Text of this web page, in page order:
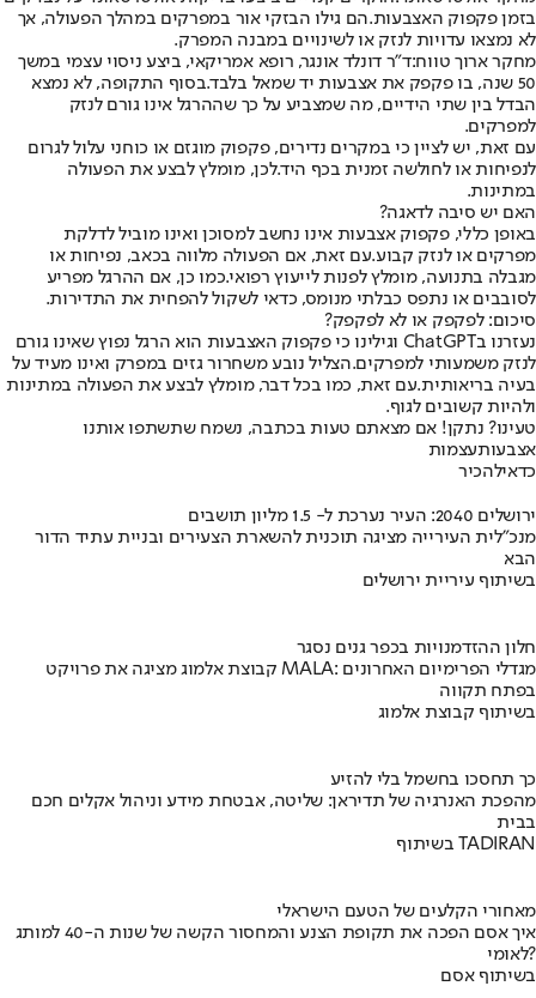
בזמן פקפוק האצבעות.הם גילו הבזקי אור במפרקים במהלך הפעולה, אך
לא נמצאו עדויות לנזק או לשינויים במבנה המפרק.
מחקר ארוך טווח:ד"ר דונלד אונגר, רופא אמריקאי, ביצע ניסוי עצמי במשך
50 שנה, בו פקפק את אצבעות יד שמאל בלבד.
בסוף התקופה, לא נמצא
הבדל בין שתי הידיים, מה שמצביע על כך שההרגל אינו גורם לנזק
למפרקים.
עם זאת, יש לציין כי במקרים נדירים, פקפוק מוגזם או כוחני עלול לגרום
לנפיחות או לחולשה זמנית בכף היד.לכן, מומלץ לבצע את הפעולה
במתינות.
האם יש סיבה לדאגה?
באופן כללי, פקפוק אצבעות אינו נחשב למסוכן ואינו מוביל לדלקת
מפרקים או לנזק קבוע.עם זאת, אם הפעולה מלווה בכאב, נפיחות או
מגבלה בתנועה, מומלץ לפנות לייעוץ רפואי.כמו כן, אם ההרגל מפריע
לסובבים או נתפס כבלתי מנומס, כדאי לשקול להפחית את התדירות.
סיכום: לפקפק או לא לפקפק?
נעזרנו בChatGPT וגילינו כי פקפוק האצבעות הוא הרגל נפוץ שאינו גורם
לנזק משמעותי למפרקים.הצליל נובע משחרור גזים במפרק ואינו מעיד על
בעיה בריאותית.עם זאת, כמו בכל דבר, מומלץ לבצע את הפעולה במתינות
ולהיות קשובים לגוף.
טעינו? נתקן! אם מצאתם טעות בכתבה, נשמח שתשתפו אותנו
אצבעותעצמות
כדאילהכיר
ירושלים 2040: העיר נערכת ל- 1.5 מליון תושבים
מנכ"לית העירייה מציגה תוכנית להשארת הצעירים ובניית עתיד הדור
הבא
בשיתוף עיריית ירושלים
חלון ההזדמנויות בכפר גנים נסגר
קבוצת אלמוג מציגה את פרויקט MALA: מגדלי הפרימיום האחרונים
בפתח תקווה
בשיתוף קבוצת אלמוג
כך תחסכו בחשמל בלי להזיע
מהפכת האנרגיה של תדיראן: שליטה, אבטחת מידע וניהול אקלים חכם
בבית
בשיתוף TADIRAN
מאחורי הקלעים של הטעם הישראלי
איך אסם הפכה את תקופת הצנע והמחסור הקשה של שנות ה-40 למותג
לאומי?
בשיתוף אסם